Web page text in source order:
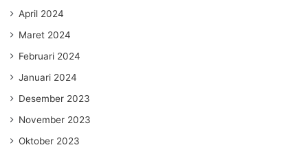
April 2024
Maret 2024
Februari 2024
Januari 2024
Desember 2023
November 2023
Oktober 2023